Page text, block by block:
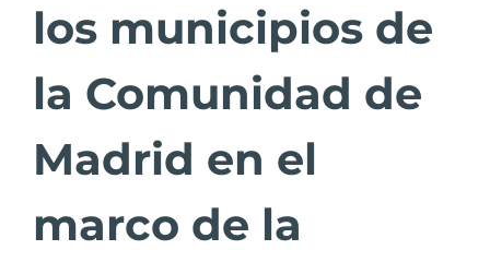
los municipios de
la Comunidad de
Madrid en el
marco de la